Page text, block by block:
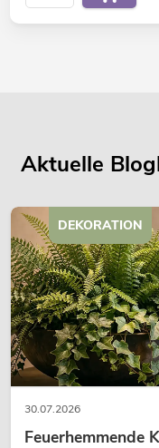
Aktuelle
30.07.2026
Feuerhemmende
DEKORATION